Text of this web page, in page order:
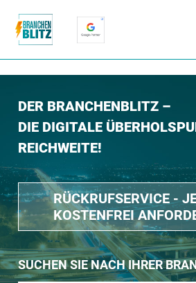
DER BRANCHENBLITZ –
DIE DIGITALE
REICHWEITE!
RÜCKRUFSERVICE -
KOSTENFREI
SUCHEN SIE NACH IHRER